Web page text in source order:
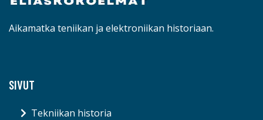
Aikamatka teniikan ja elektroniikan historiaan.
SIVUT
Tekniikan historia